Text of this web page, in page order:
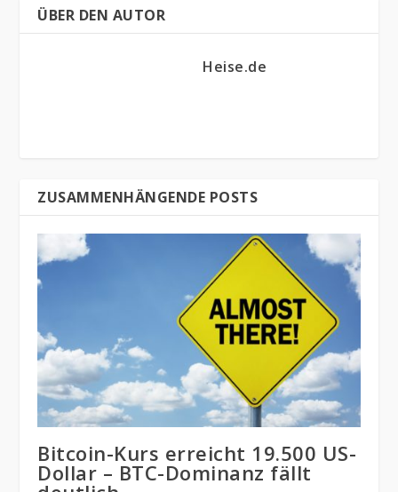
ÜBER DEN AUTOR
Heise.de
ZUSAMMENHÄNGENDE POSTS
Bitcoin-Kurs erreicht 19.500 US-
Dollar – BTC-Dominanz fällt